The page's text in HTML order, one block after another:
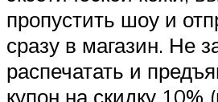
пропустить шоу и
сразу в магазин. Не
распечатать и
купон на скидку 10%